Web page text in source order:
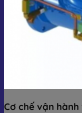
Cơ chế vận